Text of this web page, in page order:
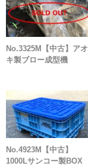
No.3325M【中古】アオ
キ製ブロー成型機
No.4923M【中古】
1000Lサンコー製BOX